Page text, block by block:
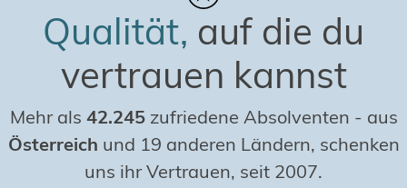
Qualität, auf die du
vertrauen kannst
Mehr als 42.245 zufriedene Absolventen - aus
Österreich und 19 anderen Ländern, schenken
uns ihr Vertrauen, seit 2007.